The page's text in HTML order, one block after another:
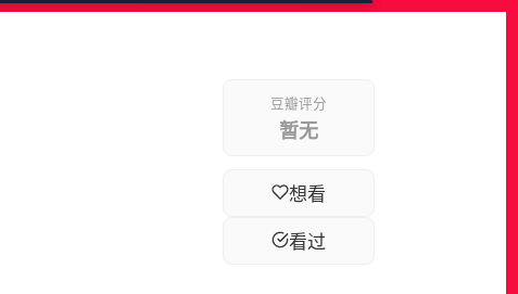
豆瓣评分
暂无
想看
看过